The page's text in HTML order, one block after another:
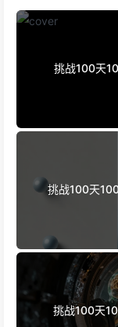
挑战100天
挑战100天
挑战100天